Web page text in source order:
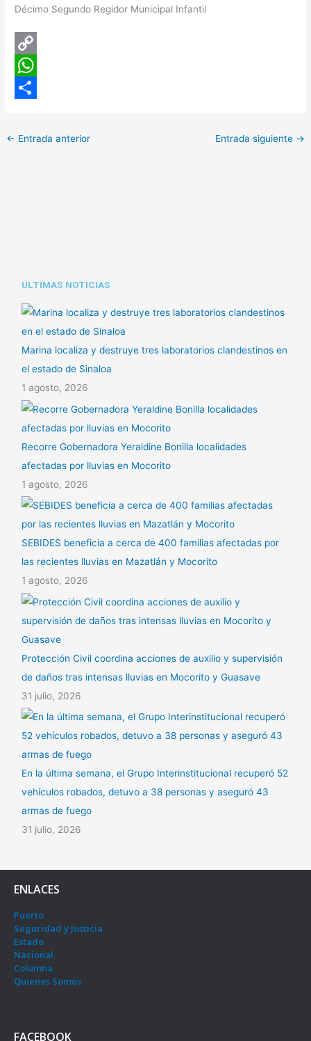
Décimo Segundo Regidor Municipal Infantil
C
oW
← Entrada anterior Entrada siguiente →
ULTIMAS NOTICIAS
Marina localiza y destruye tres laboratorios clandestinos en
el estado de Sinaloa
1 agosto, 2026
Recorre Gobernadora Yeraldine Bonilla localidades
afectadas por lluvias en Mocorito
1 agosto, 2026
SEBIDES beneficia a cerca de 400 familias afectadas por
las recientes lluvias en Mazatlán y Mocorito
1 agosto, 2026
Protección Civil coordina acciones de auxilio y supervisión
de daños tras intensas lluvias en Mocorito y Guasave
31 julio, 2026
En la última semana, el Grupo Interinstitucional recuperó 52
vehículos robados, detuvo a 38 personas y aseguró 43
armas de fuego
31 julio, 2026
ENLACES
Puerto
Seguridad y Justicia
Estado
Nacional
Columna
Quienes Somos
FACEBOOK